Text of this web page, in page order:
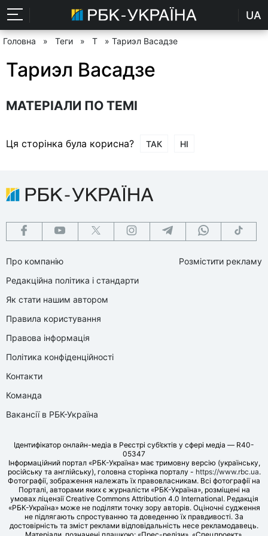
UA
Головна » Теги » Т » Тариэл Васадзе
Тариэл Васадзе
МАТЕРІАЛИ ПО ТЕМІ
Ця сторінка була корисна? ТАК НІ
Про компанію
Редакційна політика і стандарти
Як стати нашим автором
Правила користування
Правова інформація
Політика конфіденційності
Контакти
Команда
Вакансії в РБК-Україна
Розмістити рекламу
Ідентифікатор онлайн-медіа в Реєстрі суб’єктів у сфері медіа — R40-
05347
Інформаційний портал «РБК-Україна» має тримовну версію (українську,
російську та англійську), головна сторінка порталу - https://www.rbc.ua.
Фотографії, зображення належать їх правовласникам. Всі фотографії на
Порталі, авторами яких є журналісти «РБК-Україна», розміщені на
умовах ліцензії Creative Commons Attribution 4.0 International. Редакція
«РБК-Україна» може не поділяти точку зору авторів. Оціночні судження
не підлягають спростуванню та доведенню їх правдивості. За
достовірність та зміст реклами відповідальність несе рекламодавець.